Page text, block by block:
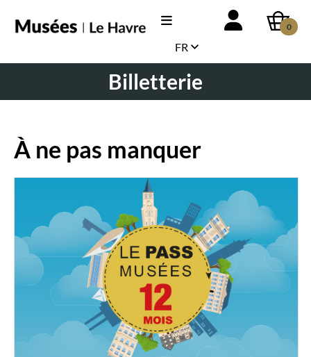
0
FR
Billetterie
À ne pas manquer